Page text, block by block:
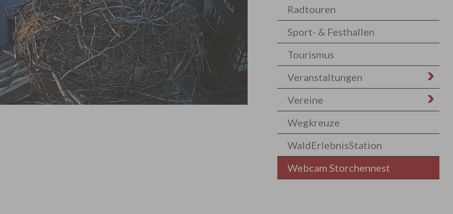
Radtouren
Sport- & Festhallen
Tourismus
Veranstaltungen
Vereine
Wegkreuze
WaldErlebnisStation
Webcam Storchennest